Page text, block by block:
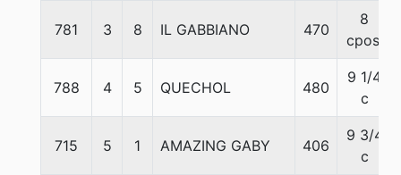
781 3 8 IL GABBIANO 470
8
cpos.
788 4 5 QUECHOL 480
9 1/4
c
715 5 1 AMAZING GABY 406
9 3/4
c